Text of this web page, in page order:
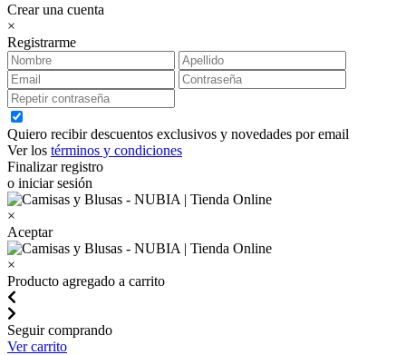
Crear una cuenta
×
Registrarme
Quiero recibir descuentos exclusivos y novedades por email
Ver los términos y condiciones
Finalizar registro
o iniciar sesión
×
Aceptar
×
Producto agregado a carrito
Seguir comprando
Ver carrito